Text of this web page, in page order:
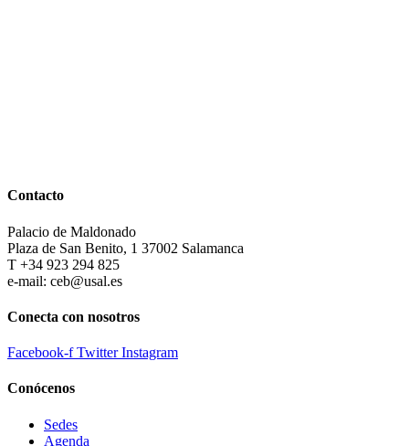
Contacto
Palacio de Maldonado
Plaza de San Benito, 1 37002 Salamanca
T +34 923 294 825
e-mail: ceb@usal.es
Conecta con nosotros
Facebook-f Twitter Instagram
Conócenos
Sedes
Agenda